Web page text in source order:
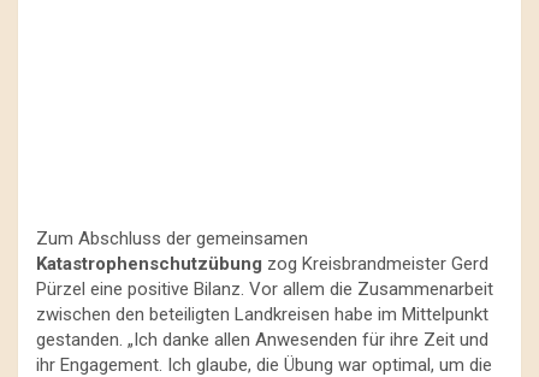
Zum Abschluss der gemeinsamen
Katastrophenschutzübung zog Kreisbrandmeister Gerd
Pürzel eine positive Bilanz. Vor allem die Zusammenarbeit
zwischen den beteiligten Landkreisen habe im Mittelpunkt
gestanden. „Ich danke allen Anwesenden für ihre Zeit und
ihr Engagement. Ich glaube, die Übung war optimal, um die